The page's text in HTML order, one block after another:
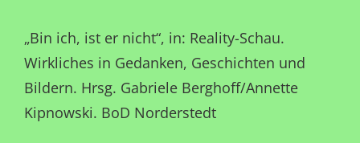
„Bin ich, ist er nicht“, in: Reality-Schau.
Wirkliches in Gedanken, Geschichten und
Bildern. Hrsg. Gabriele Berghoff/Annette
Kipnowski. BoD Norderstedt